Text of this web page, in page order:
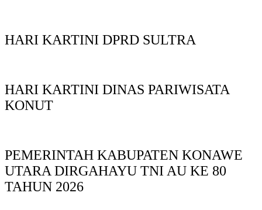
HARI KARTINI DPRD SULTRA
HARI KARTINI DINAS PARIWISATA
KONUT
PEMERINTAH KABUPATEN KONAWE
UTARA DIRGAHAYU TNI AU KE 80
TAHUN 2026